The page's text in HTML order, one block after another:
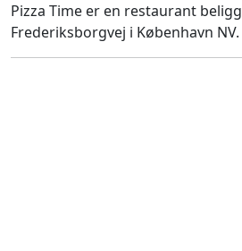
Pizza Time er en restaurant
Frederiksborgvej i København NV.